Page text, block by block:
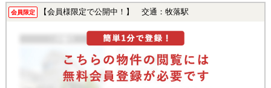
会員限定 【会員様限定で公開中！】 交通：牧落駅